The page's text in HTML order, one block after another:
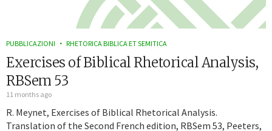
PUBBLICAZIONI RHETORICA BIBLICA ET SEMITICA
Exercises of Biblical Rhetorical Analysis,
RBSem 53
11 months ago
R. Meynet, Exercises of Biblical Rhetorical Analysis.
Translation of the Second French edition, RBSem 53, Peeters,